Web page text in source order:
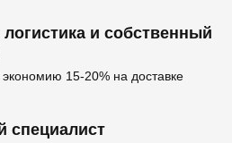
и собственный
15-20% на доставке
специалист